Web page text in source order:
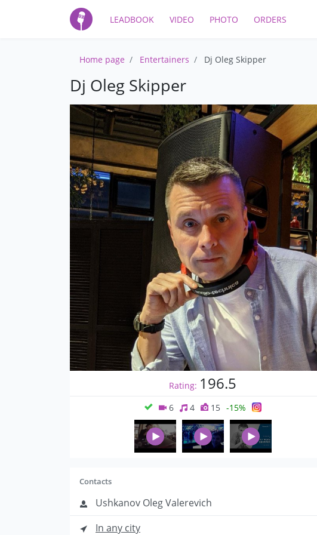
LEADBOOK VIDEO PHOTO ORDERS
Home page Entertainers Dj Oleg Skipper
Dj Oleg Skipper
Rating: 196.5
6 4 15 -15%
Contacts
Ushkanov Oleg Valerevich
In any city